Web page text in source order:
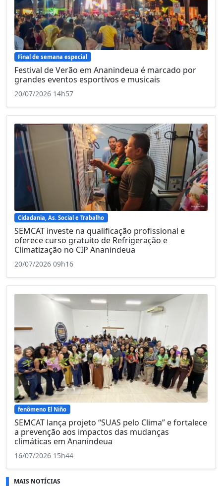
Final de semana especial
Festival de Verão em Ananindeua é marcado por
grandes eventos esportivos e musicais
20/07/2026 14h57
Cidadania, As. Social e Trabalho
SEMCAT investe na qualificação profissional e
oferece curso gratuito de Refrigeração e
Climatização no CIP Ananindeua
20/07/2026 09h16
fenômeno El Niño
SEMCAT lança projeto “SUAS pelo Clima” e fortalece
a prevenção aos impactos das mudanças
climáticas em Ananindeua
16/07/2026 15h44
MAIS NOTÍCIAS